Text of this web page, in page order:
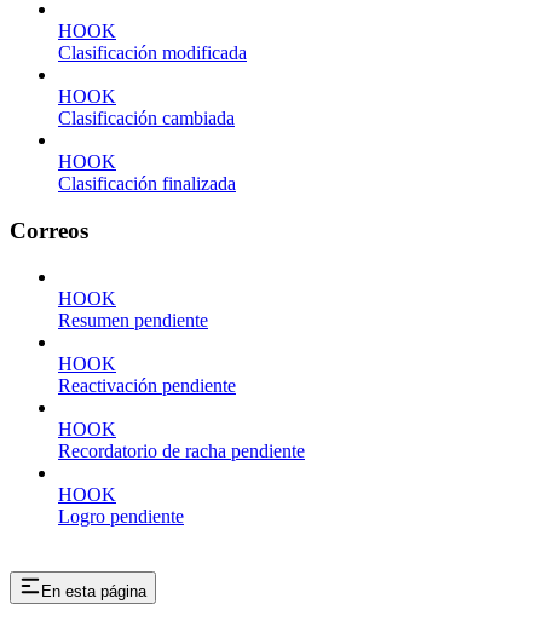
HOOK
Clasificación modificada
HOOK
Clasificación cambiada
HOOK
Clasificación finalizada
Correos
HOOK
Resumen pendiente
HOOK
Reactivación pendiente
HOOK
Recordatorio de racha pendiente
HOOK
Logro pendiente
En esta página